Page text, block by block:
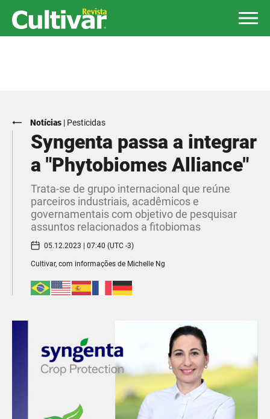
Notícias | Pesticidas
Syngenta passa a integrar
a "Phytobiomes Alliance"
Trata-se de grupo internacional que reúne
parceiros industriais, acadêmicos e
governamentais com objetivo de pesquisar
assuntos relacionados a fitobiomas
05.12.2023 | 07:40 (UTC -3)
Cultivar, com informações de Michelle Ng